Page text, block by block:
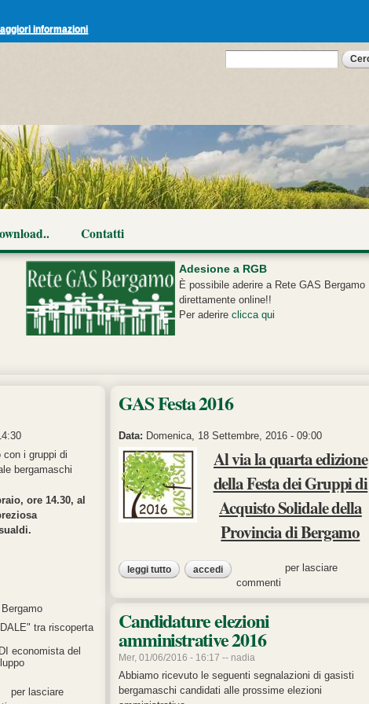
informazioni
Form di ricerca
Contatti
Adesione a RGB
È possibile aderire a Rete GAS Bergamo
direttamente online!!
Per aderire clicca qui
con i gruppi di
bergamaschi
ore 14.30, al
tra riscoperta
economista del
per lasciare
GAS Festa 2016
Data: Domenica, 18 Settembre, 2016 - 09:00
Al via la quarta edizione
della Festa dei Gruppi di
Acquisto Solidale della
Provincia di Bergamo
leggi tutto su gas festa 2016
accedi
per lasciare
commenti
Candidature elezioni
amministrative 2016
Mer, 01/06/2016 - 16:17 -- nadia
Abbiamo ricevuto le seguenti segnalazioni di gasisti
bergamaschi candidati alle prossime elezioni